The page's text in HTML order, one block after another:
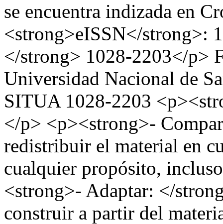
se encuentra indizada en
<strong>eISSN</strong>:
</strong> 1028-2203</p>
Universidad Nacional de
SITUA 1028-2203
</p> <p><strong>-
redistribuir el material en
cualquier propósito,
<strong>- Adaptar: </
construir a partir del